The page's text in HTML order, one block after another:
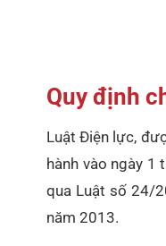
Quy định
Luật Điện lực,
hành vào ngày 1
qua Luật số 24/
năm 2013.